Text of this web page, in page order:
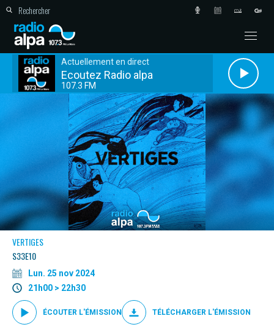
Actuellement en direct
Ecoutez Radio alpa
107.3 FM
VERTIGES
S33E10
Lun. 25 nov 2024
21h00 > 22h30
ÉCOUTER L'ÉMISSION TÉLÉCHARGER L'ÉMISSION